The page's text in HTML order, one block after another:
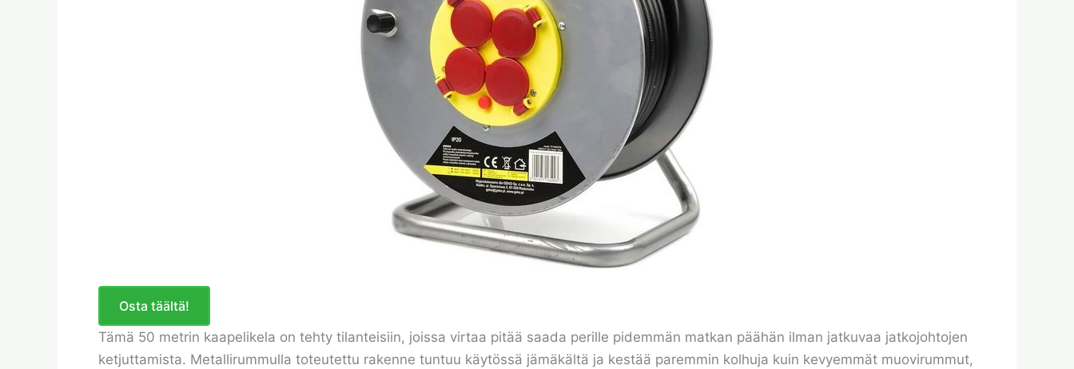
Osta täältä!
Tämä 50 metrin kaapelikela on tehty tilanteisiin, joissa virtaa pitää saada perille pidemmän matkan päähän ilman jatkuvaa jatkojohtojen
ketjuttamista. Metallirummulla toteutettu rakenne tuntuu käytössä jämäkältä ja kestää paremmin kolhuja kuin kevyemmät muovirummut,